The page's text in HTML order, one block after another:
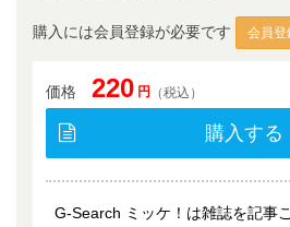
購入には会員登録が必要です 会員登
価格 220 円 （税込）
購入する
G-Search ミッケ！は雑誌を記事